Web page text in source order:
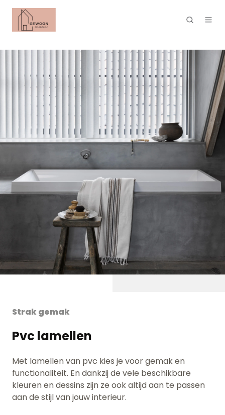
Strak gemak
Pvc lamellen
Met lamellen van pvc kies je voor gemak en
functionaliteit. En dankzij de vele beschikbare
kleuren en dessins zijn ze ook altijd aan te passen
aan de stijl van jouw interieur.